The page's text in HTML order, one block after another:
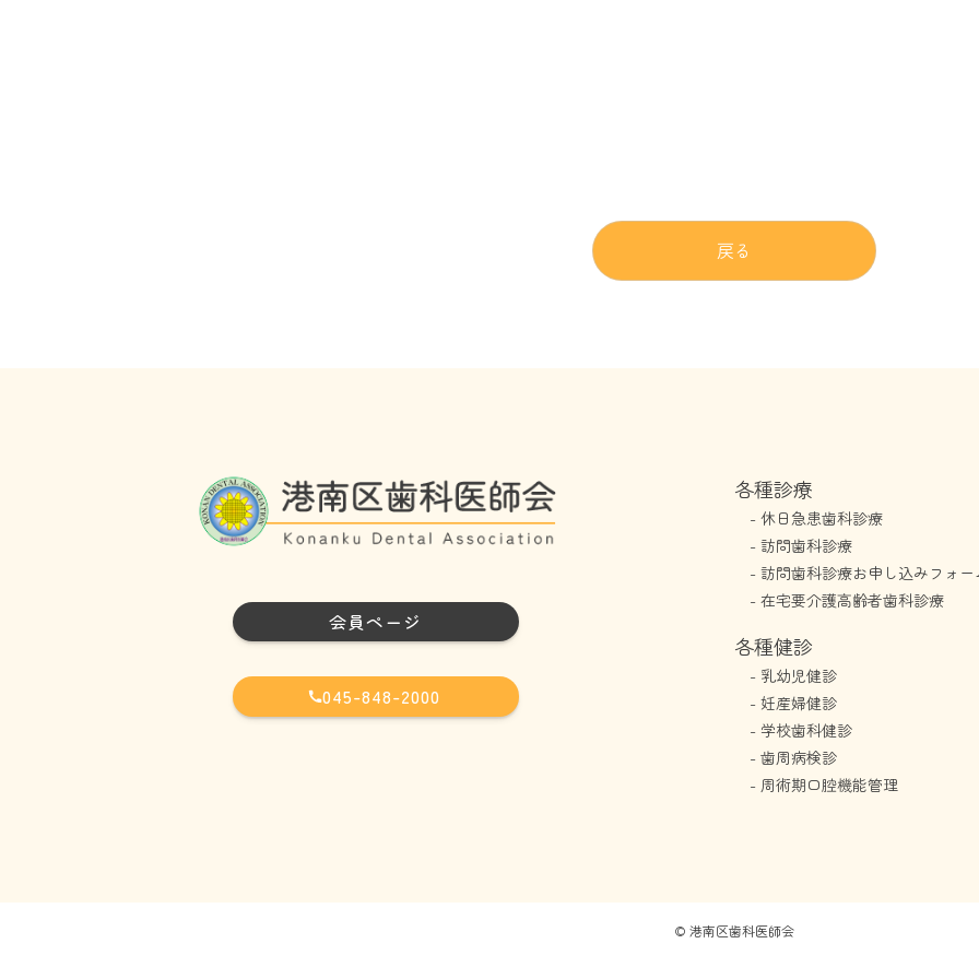
戻る
会員ページ
045-848-2000
各種診療
- 休日急患歯科診療
- 訪問歯科診療
- 訪問歯科診療お申し込みフォー
- 在宅要介護高齢者歯科診療
各種健診
- 乳幼児健診
- 妊産婦健診
- 学校歯科健診
- 歯周病検診
- 周術期口腔機能管理
© 港南区歯科医師会